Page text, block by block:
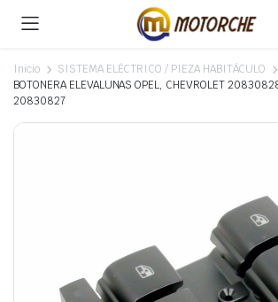
Inicio SISTEMA ELÉCTRICO / PIEZA HABITÁCULO
BOTONERA ELEVALUNAS OPEL, CHEVROLET
20830827